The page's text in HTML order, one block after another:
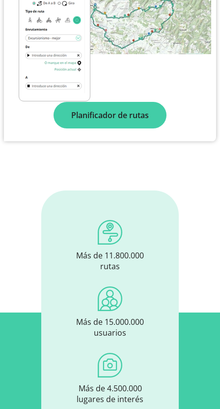
Planificador de rutas
Más de 11.800.000
rutas
Más de 15.000.000
usuarios
Más de 4.500.000
lugares de interés